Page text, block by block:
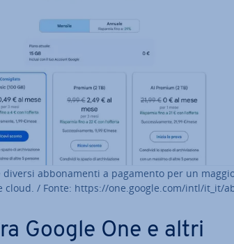
diversi ab­bo­na­men­ti a pagamento per un
cloud. / Fonte: https://one.google.com/intl/it_it/
Google One e altri